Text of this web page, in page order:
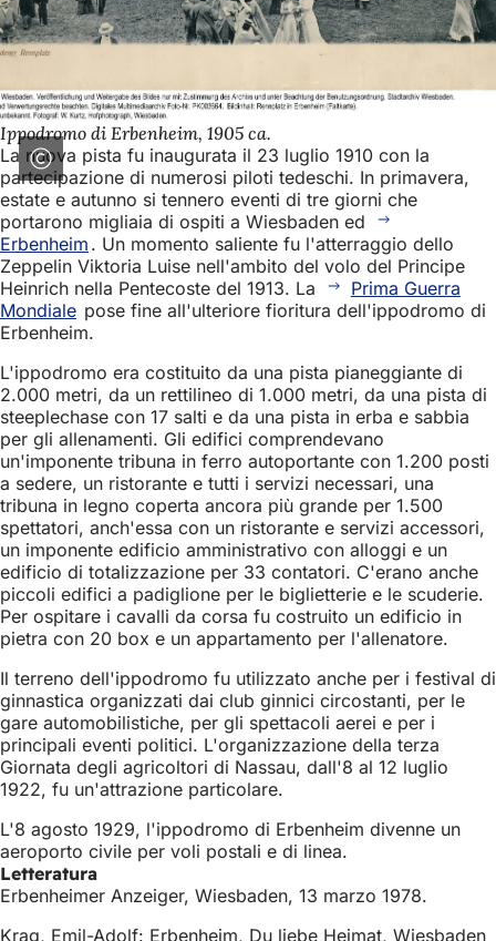
Ippodromo di Erbenheim, 1905 ca.
La nuova pista fu inaugurata il 23 luglio 1910 con la
partecipazione di numerosi piloti tedeschi. In primavera,
estate e autunno si tennero eventi di tre giorni che
portarono migliaia di ospiti a Wiesbaden ed
Erbenheim . Un momento saliente fu l'atterraggio dello
Zeppelin Viktoria Luise nell'ambito del volo del Principe
Heinrich nella Pentecoste del 1913. La
Prima Guerra
Mondiale pose fine all'ulteriore fioritura dell'ippodromo di
Erbenheim.
L'ippodromo era costituito da una pista pianeggiante di
2.000 metri, da un rettilineo di 1.000 metri, da una pista di
steeplechase con 17 salti e da una pista in erba e sabbia
per gli allenamenti. Gli edifici comprendevano
un'imponente tribuna in ferro autoportante con 1.200 posti
a sedere, un ristorante e tutti i servizi necessari, una
tribuna in legno coperta ancora più grande per 1.500
spettatori, anch'essa con un ristorante e servizi accessori,
un imponente edificio amministrativo con alloggi e un
edificio di totalizzazione per 33 contatori. C'erano anche
piccoli edifici a padiglione per le biglietterie e le scuderie.
Per ospitare i cavalli da corsa fu costruito un edificio in
pietra con 20 box e un appartamento per l'allenatore.
Il terreno dell'ippodromo fu utilizzato anche per i festival di
ginnastica organizzati dai club ginnici circostanti, per le
gare automobilistiche, per gli spettacoli aerei e per i
principali eventi politici. L'organizzazione della terza
Giornata degli agricoltori di Nassau, dall'8 al 12 luglio
1922, fu un'attrazione particolare.
L'8 agosto 1929, l'ippodromo di Erbenheim divenne un
aeroporto civile per voli postali e di linea.
Letteratura
Erbenheimer Anzeiger, Wiesbaden, 13 marzo 1978.
Krag, Emil-Adolf: Erbenheim, Du liebe Heimat, Wiesbaden